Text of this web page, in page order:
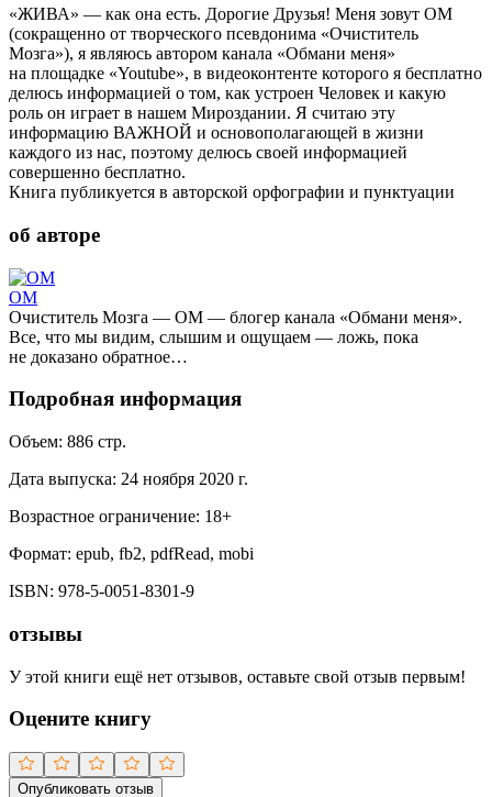
«ЖИВА» — как она есть. Дорогие Друзья! Меня зовут ОМ
(сокращенно от творческого псевдонима «Очиститель
Мозга»), я являюсь автором канала «Обмани меня»
на площадке «Youtube», в видеоконтенте которого я бесплатно
делюсь информацией о том, как устроен Человек и какую
роль он играет в нашем Мироздании. Я считаю эту
информацию ВАЖНОЙ и основополагающей в жизни
каждого из нас, поэтому делюсь своей информацией
совершенно бесплатно.
Книга публикуется в авторской орфографии и пунктуации
об авторе
ОМ
Очиститель Мозга — ОМ — блогер канала «Обмани меня».
Все, что мы видим, слышим и ощущаем — ложь, пока
не доказано обратное…
Подробная информация
Объем: 886 стр.
Дата выпуска: 24 ноября 2020 г.
Возрастное ограничение: 18+
Формат: epub, fb2, pdfRead, mobi
ISBN: 978-5-0051-8301-9
отзывы
У этой книги ещё нет отзывов, оставьте свой отзыв первым!
Оцените книгу
Опубликовать отзыв